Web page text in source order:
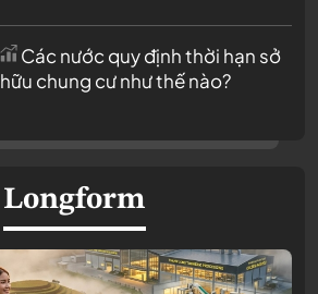
Các nước quy định thời hạn sở
hữu chung cư như thế nào?
Longform